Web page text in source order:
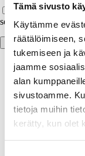
Tämä sivusto
Käytämme
räätälöimiseen,
tukemiseen ja
jaamme
alan
sivustoamme.
tietoja muihin
kerätty, kun olet
Tallenna nimeni,
seuraavaa
Laaja